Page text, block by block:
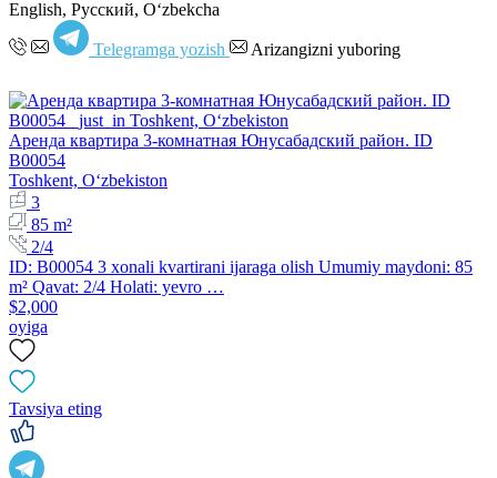
English, Русский, Oʻzbekcha
Telegramga yozish Arizangizni yuboring
Аренда квартира 3-комнатная Юнусабадский район. ID
B00054
Toshkent, Oʻzbekiston
3
85 m²
2/4
ID: B00054 3 xonali kvartirani ijaraga olish Umumiy maydoni: 85
m² Qavat: 2/4 Holati: yevro …
$2,000
oyiga
Tavsiya eting